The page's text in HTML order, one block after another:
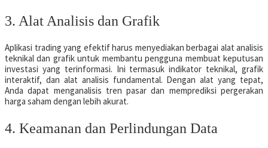
3. Alat Analisis dan Grafik
Aplikasi trading yang efektif harus menyediakan berbagai alat analisis
teknikal dan grafik untuk membantu pengguna membuat keputusan
investasi yang terinformasi. Ini termasuk indikator teknikal, grafik
interaktif, dan alat analisis fundamental. Dengan alat yang tepat,
Anda dapat menganalisis tren pasar dan memprediksi pergerakan
harga saham dengan lebih akurat.
4. Keamanan dan Perlindungan Data